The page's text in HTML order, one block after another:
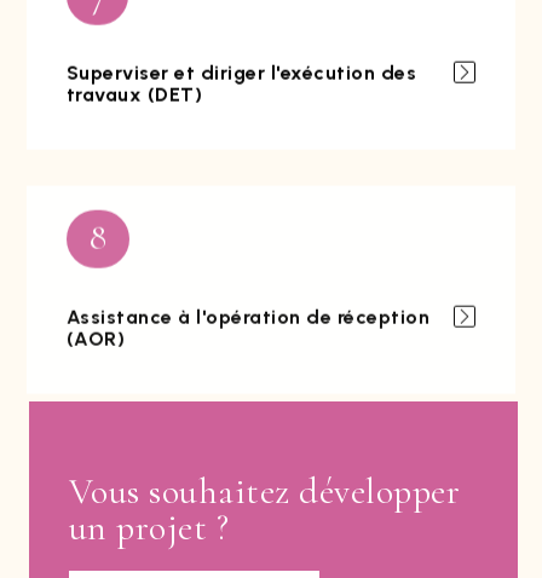
Superviser et diriger l'exécution des
travaux (DET)
8
(AOR)
Vous souhaitez développer
un projet ?